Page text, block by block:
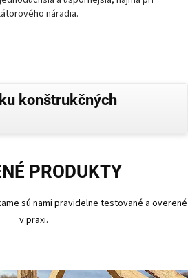
náradia.
konštrukčných
PRODUKTY
sú nami pravidelne testované a overené
v praxi.